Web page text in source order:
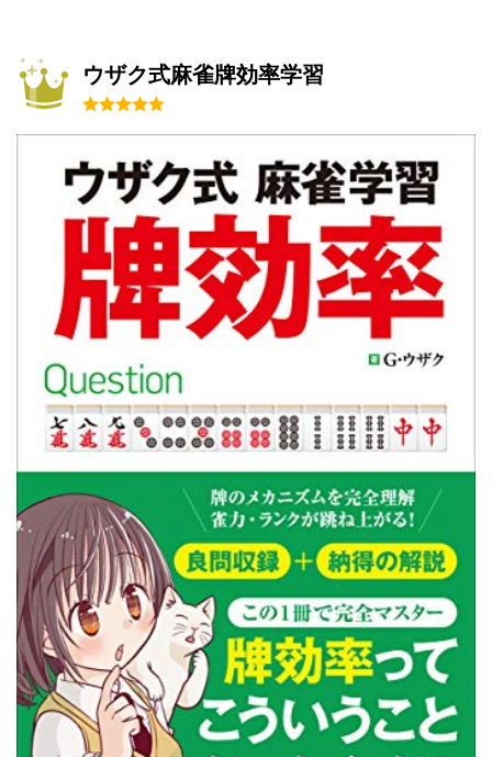
ウザク式麻雀牌効率学習